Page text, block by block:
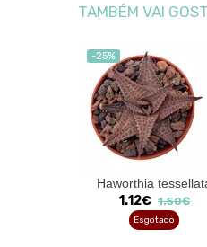
TAMBÉM VAI
-25%
Haworthia
1.12€ 1.50€
Esgotado